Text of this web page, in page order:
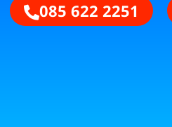
085 622 2251